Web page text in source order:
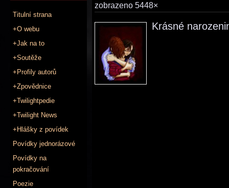
Titulní strana
+O webu
+Jak na to
+Soutěže
+Profily autorů
+Zpovědnice
+Twilightpedie
+Twilight News
+Hlášky z povídek
Povídky jednorázové
Povídky na
pokračování
Poezie
zobrazeno 5448×
Krásné